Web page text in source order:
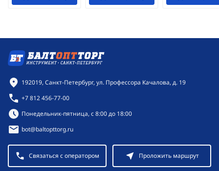
Контактная информация
192019, Санкт-Петербург, ул. Профессора Качалова, д. 19
+7 812 456-77-00
Режим работы:
Понедельник-пятница, с 8:00 до 18:00
bot@baltopttorg.ru
Связаться с оператором Проложить маршрут